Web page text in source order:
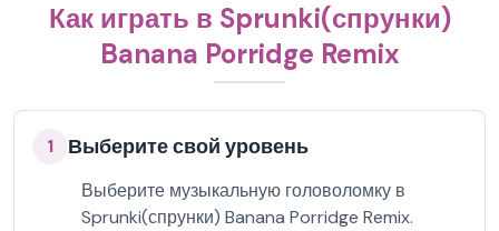
Как играть в Sprunki(спрунки)
Banana Porridge Remix
1 Выберите свой уровень
Выберите музыкальную головоломку в
Sprunki(спрунки) Banana Porridge Remix.